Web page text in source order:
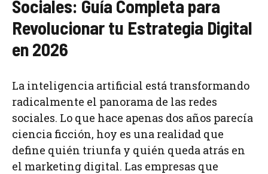
Sociales: Guía Completa para
Revolucionar tu Estrategia Digital
en 2026
La inteligencia artificial está transformando
radicalmente el panorama de las redes
sociales. Lo que hace apenas dos años parecía
ciencia ficción, hoy es una realidad que
define quién triunfa y quién queda atrás en
el marketing digital. Las empresas que